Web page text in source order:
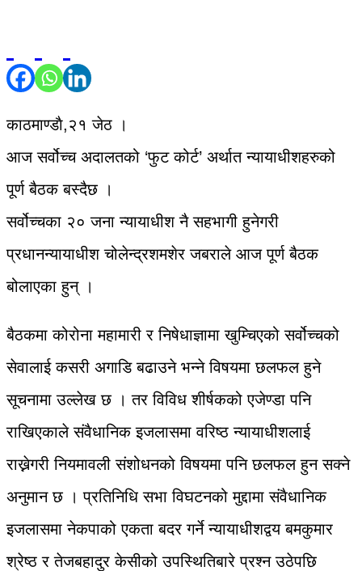
काठमाण्डाै,२१ जेठ ।
आज सर्वोच्च अदालतको ‘फुट कोर्ट’ अर्थात न्यायाधीशहरुको
पूर्ण बैठक बस्दैछ ।
सर्वोच्चका २० जना न्यायाधीश नै सहभागी हुनेगरी
प्रधानन्यायाधीश चोलेन्द्रशमशेर जबराले आज पूर्ण बैठक
बोलाएका हुन् ।
बैठकमा कोरोना महामारी र निषेधाज्ञामा खुम्चिएको सर्वोच्चको
सेवालाई कसरी अगाडि बढाउने भन्ने विषयमा छलफल हुने
सूचनामा उल्लेख छ । तर विविध शीर्षकको एजेण्डा पनि
राखिएकाले संवैधानिक इजलासमा वरिष्ठ न्यायाधीशलाई
राख्नेगरी नियमावली संशोधनको विषयमा पनि छलफल हुन सक्ने
अनुमान छ । प्रतिनिधि सभा विघटनको मुद्दामा संवैधानिक
इजलासमा नेकपाको एकता बदर गर्ने न्यायाधीशद्वय बमकुमार
श्रेष्ठ र तेजबहादुर केसीको उपस्थितिबारे प्रश्न उठेपछि